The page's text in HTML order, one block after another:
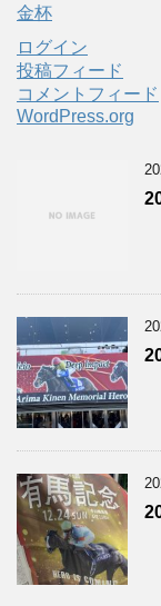
金杯
ログイン
投稿フィード
コメントフィード
WordPress.org